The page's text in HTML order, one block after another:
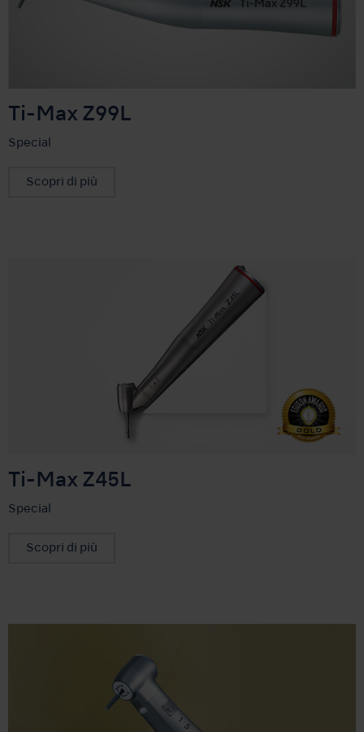
Ti-Max Z99L
Special
Scopri di più
Ti-Max Z45L
Special
Scopri di più